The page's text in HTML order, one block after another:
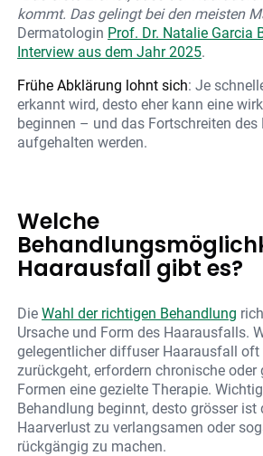
kommt. Das gelingt bei den meisten
Dermatologin Prof. Dr. Natalie Garcia
Interview aus dem Jahr 2025.
Frühe Abklärung lohnt sich: Je
erkannt wird, desto eher kann eine
beginnen – und das Fortschreiten des
aufgehalten werden.
Welche
Haarausfall gibt es?
DieWahl der richtigen Behandlung
Ursache und Form des Haarausfalls.
gelegentlicher diffuser Haarausfall oft
zurückgeht, erfordern chronische oder
Formen eine gezielte Therapie.
Behandlung beginnt, desto grösser ist
Haarverlust zu verlangsamen oder
rückgängig zu machen.